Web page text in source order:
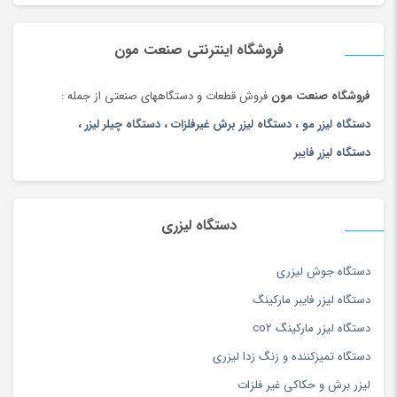
فروشگاه اینترنتی صنعت مون
فروشگاه صنعت مون فروش قطعات و دستگاههای صنعتی از جمله :
دستگاه لیزر مو ، دستگاه لیزر برش غیرفلزات، دستگاه چیلر لیزر،
دستگاه لیزر فایبر
دستگاه لیزری
دستگاه جوش لیزری
دستگاه لیزر فایبر مارکینگ
دستگاه لیزر مارکینگ co2
دستگاه تمیزکننده و زنگ زدا لیزری
لیزر برش و حکاکی غیر فلزات